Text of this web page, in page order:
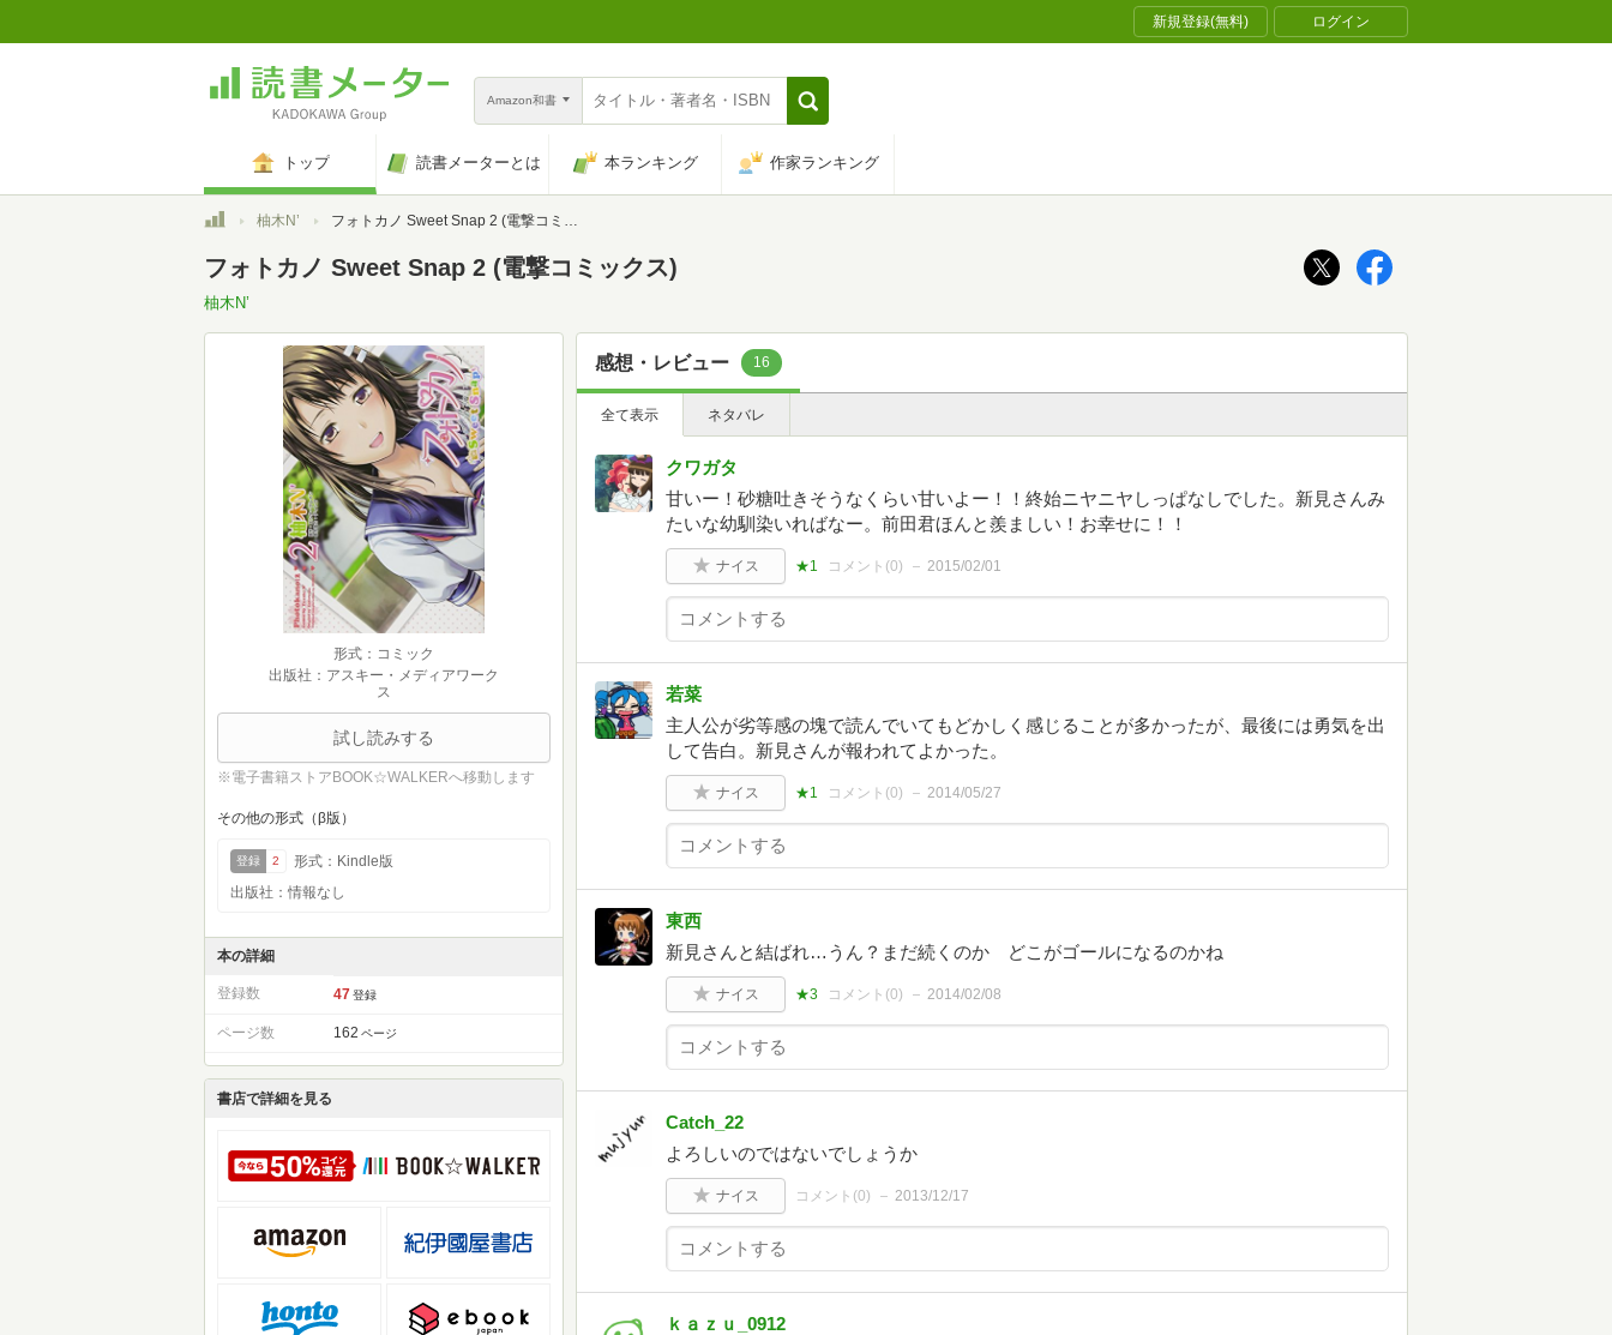
新規登録(無料) ログイン
Amazon和書
トップ 読書メーターとは 本ランキング 作家ランキング
トップ柚木N’ フォトカノ Sweet Snap 2 (電撃コミックス)
フォトカノ Sweet Snap 2 (電撃コミックス)
柚木N’
形式：コミック
出版社：アスキー・メディアワーク
ス
試し読みする
※電子書籍ストアBOOK☆WALKERへ移動します
その他の形式（β版）
登録 2
形式：Kindle版
出版社：情報なし
本の詳細
登録数 47 登録
ページ数 162 ページ
書店で詳細を見る
感想・レビュー 16
全て表示 ネタバレ
クワガタ
甘いー！砂糖吐きそうなくらい甘いよー！！終始ニヤニヤしっぱなしでした。新見さんみ
たいな幼馴染いればなー。前田君ほんと羨ましい！お幸せに！！
ナイス ★1 コメント(0) 2015/02/01
若菜
主人公が劣等感の塊で読んでいてもどかしく感じることが多かったが、最後には勇気を出
して告白。新見さんが報われてよかった。
ナイス ★1 コメント(0) 2014/05/27
東西
新見さんと結ばれ…うん？まだ続くのか どこがゴールになるのかね
ナイス ★3 コメント(0) 2014/02/08
Catch_22
よろしいのではないでしょうか
ナイス コメント(0) 2013/12/17
ｋａｚｕ_0912